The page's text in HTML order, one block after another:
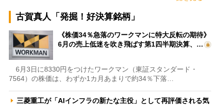
古賀真人「発掘！好決算銘柄」
《株価34％急落のワークマンに特大反転の期待》
6月の売上低迷を吹き飛ばす第1四半期決算、…
6月3日に8330円をつけたワークマン（東証スタンダード・
7564）の株価は、わずか1カ月あまりで約34％下落…
三菱重工が「AIインフラの新たな主役」として再評価される気